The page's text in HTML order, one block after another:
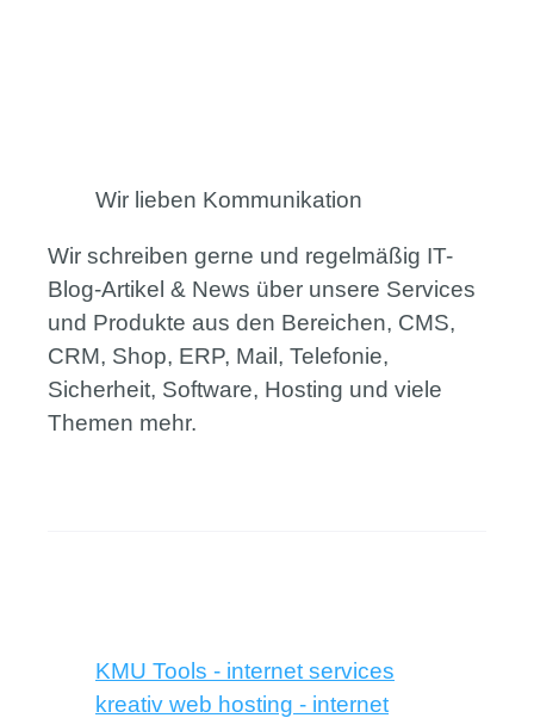
Wir lieben Kommunikation
Wir schreiben gerne und regelmäßig IT-
Blog-Artikel & News über unsere Services
und Produkte aus den Bereichen, CMS,
CRM, Shop, ERP, Mail, Telefonie,
Sicherheit, Software, Hosting und viele
Themen mehr.
KMU Tools - internet services
kreativ web hosting - internet